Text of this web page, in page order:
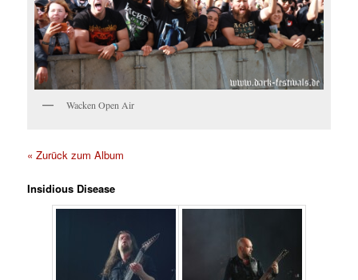
Wacken Open Air
« Zurück zum Album
Insidious Disease